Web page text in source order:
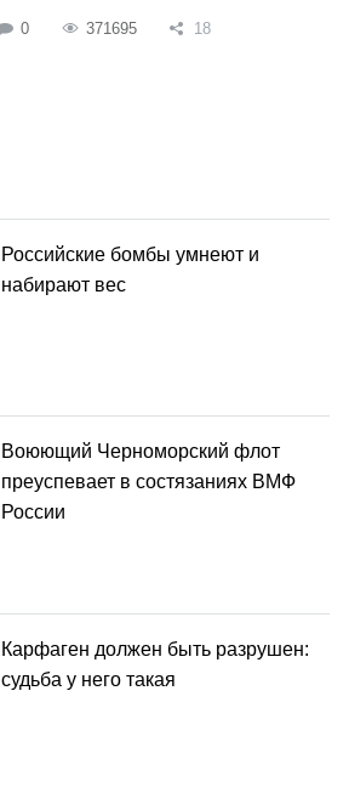
0 371695 18
Российские бомбы умнеют и
набирают вес
Воюющий Черноморский флот
преуспевает в состязаниях ВМФ
России
Карфаген должен быть разрушен:
судьба у него такая